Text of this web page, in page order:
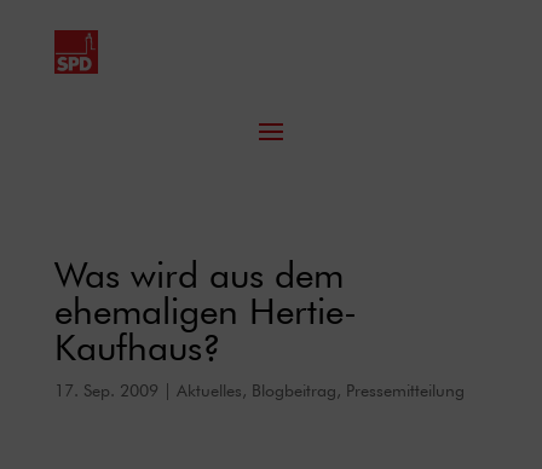
Was wird aus dem
ehemaligen Hertie-
Kaufhaus?
17. Sep. 2009 Aktuelles, Blogbeitrag, Pressemitteilung